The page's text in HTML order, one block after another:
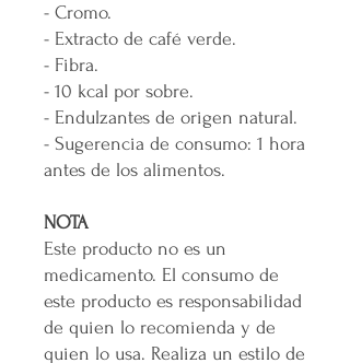
- Cromo.
- Extracto de café verde.
- Fibra.
- 10 kcal por sobre.
- Endulzantes de origen natural.
- Sugerencia de consumo: 1 hora
antes de los alimentos.
NOTA
Este producto no es un
medicamento. El consumo de
este producto es responsabilidad
de quien lo recomienda y de
quien lo usa. Realiza un estilo de